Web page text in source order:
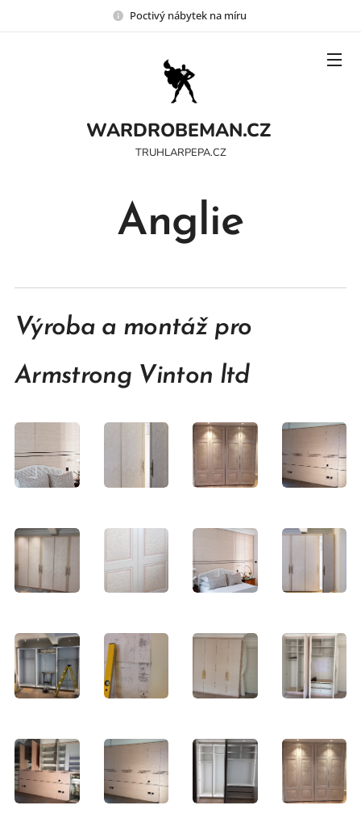
Poctivý nábytek na míru
WARDROBEMAN.CZ
TRUHLARPEPA.CZ
Anglie
Výroba a montáž pro
Armstrong Vinton ltd